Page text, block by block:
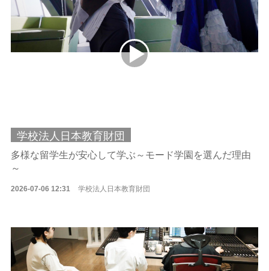
学校法人日本教育財団
多様な留学生が安心して学ぶ～モード学園を選んだ理由
～
2026-07-06 12:31 学校法人日本教育財団